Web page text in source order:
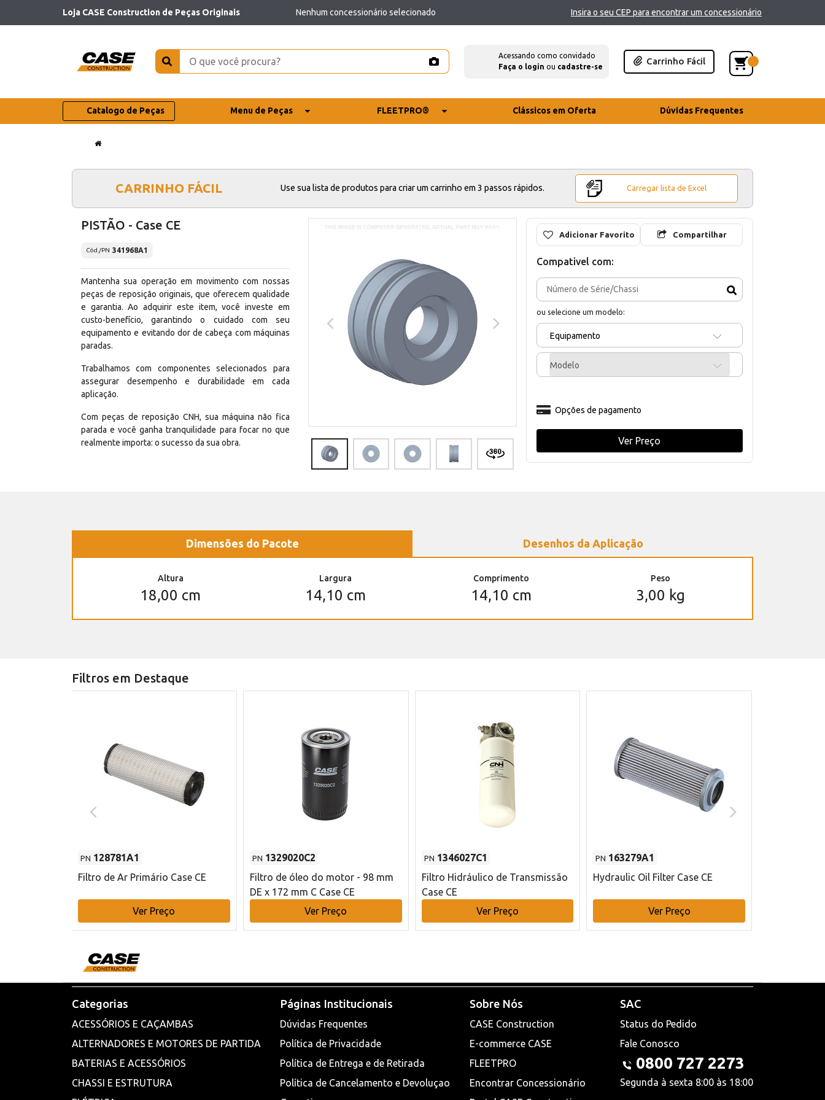
Loja CASE Construction de Peças Originais Nenhum concessionário selecionado Insira o seu CEP para encontrar um concessionário
Acessando como convidado
Faça o login ou cadastre-se
Carrinho Fácil
Catalogo de Peças Menu de Peças FLEETPRO® Clássicos em Oferta Dúvidas Frequentes
CARRINHO FÁCIL Use sua lista de produtos para criar um carrinho em 3 passos rápidos. Carregar lista de Excel
PISTÃO - Case CE
Cód./PN 341968A1
Mantenha sua operação em movimento com nossas
peças de reposição originais, que oferecem qualidade
e garantia. Ao adquirir este item, você investe em
custo-benefício, garantindo o cuidado com seu
equipamento e evitando dor de cabeça com máquinas
paradas.
Trabalhamos com componentes selecionados para
assegurar desempenho e durabilidade em cada
aplicação.
Com peças de reposição CNH, sua máquina não fica
parada e você ganha tranquilidade para focar no que
realmente importa: o sucesso da sua obra.
Adicionar Favorito Compartilhar
Compativel com:
ou selecione um modelo:
Equipamento
Modelo
Opções de pagamento
Ver Preço
Dimensões do Pacote Desenhos da Aplicação
Altura
18,00 cm
Largura
14,10 cm
Comprimento
14,10 cm
Peso
3,00 kg
Filtros em Destaque
PN 128781A1
Filtro de Ar Primário Case CE
Ver Preço
PN 1329020C2
Filtro de óleo do motor - 98 mm
DE x 172 mm C Case CE
Ver Preço
PN 1346027C1
Filtro Hidráulico de Transmissão
Case CE
Ver Preço
PN 163279A1
Hydraulic Oil Filter Case CE
Ver Preço
Categorias
ACESSÓRIOS E CAÇAMBAS
ALTERNADORES E MOTORES DE PARTIDA
BATERIAS E ACESSÓRIOS
CHASSI E ESTRUTURA
Páginas Institucionais
Dúvidas Frequentes
Política de Privacidade
Política de Entrega e de Retirada
Política de Cancelamento e Devoluçao
Sobre Nós
CASE Construction
E-commerce CASE
FLEETPRO
Encontrar Concessionário
SAC
Status do Pedido
Fale Conosco
0800 727 2273
Segunda à sexta 8:00 às 18:00